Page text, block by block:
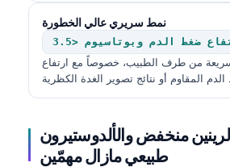
نمط سريري عالي الخطورة
من طرف الطبيب، خصوصاً مع ارتفاع
منخفض والألدوستيرون
طبيعي مازال مهمّين
Shqip
বাংলা
اردو
मराठी
తెలుగు
தமிழ்